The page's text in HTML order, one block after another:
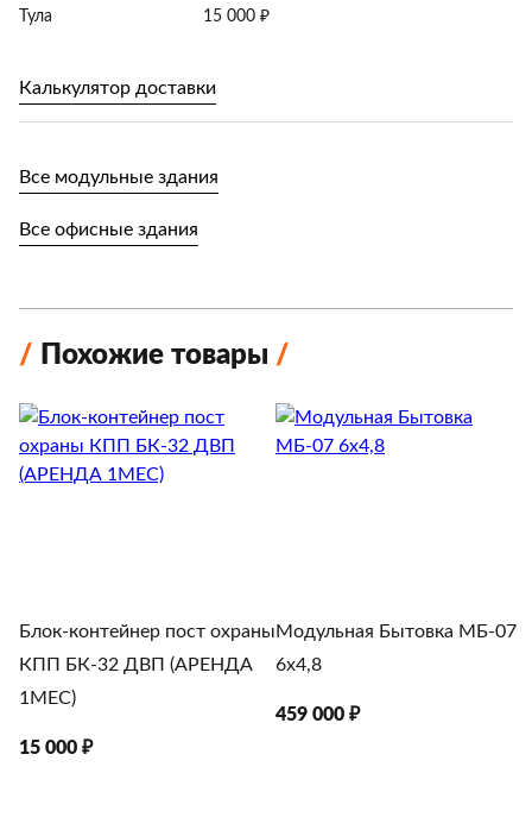
Тула 15 000 ₽
Калькулятор доставки
Все модульные здания
Все офисные здания
Похожие товары
Блок-контейнер пост охраны
КПП БК-32 ДВП (АРЕНДА
1МЕС)
15 000 ₽
Модульная Бытовка МБ-07
6х4,8
459 000 ₽